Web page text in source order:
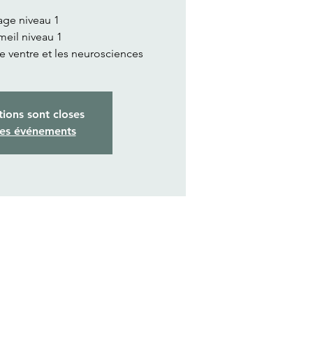
niveau 1
niveau 1
ventre et les neurosciences
sont closes
événements